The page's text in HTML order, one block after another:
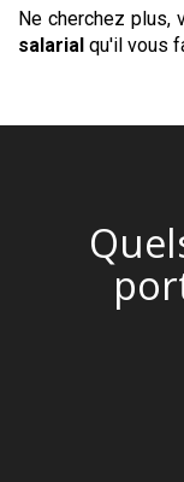
Ne cherchez plus,
salarial qu'il vous